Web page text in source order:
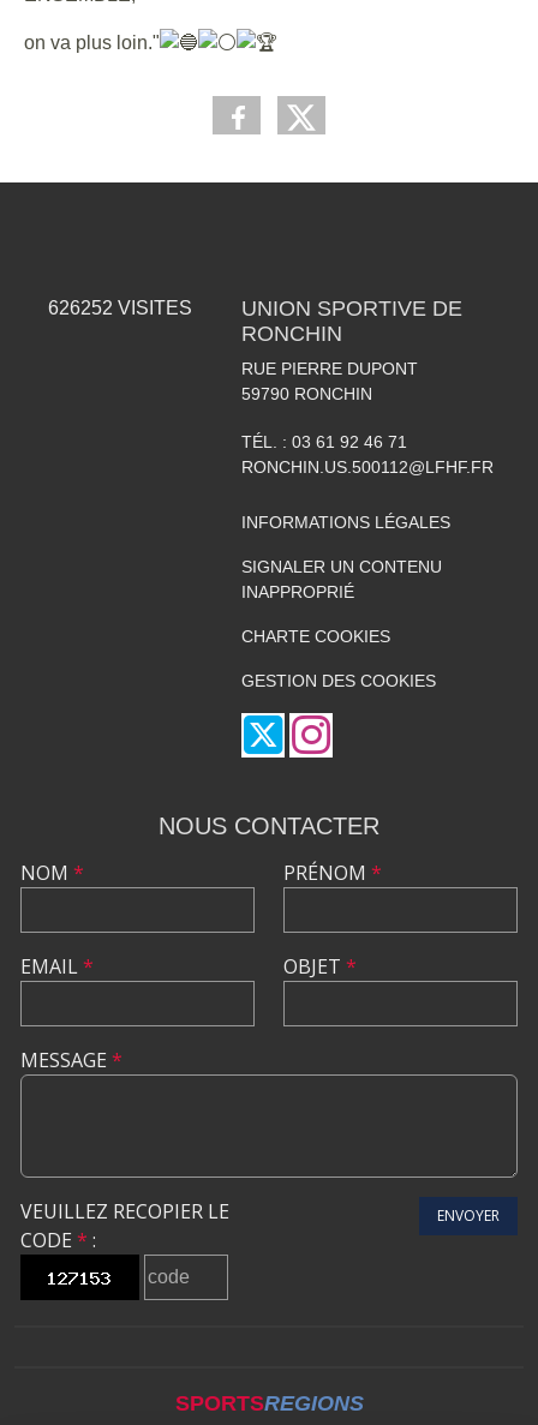
on va plus loin."
626252 VISITES
UNION SPORTIVE DE
RONCHIN
RUE PIERRE DUPONT
59790 RONCHIN
TÉL. : 03 61 92 46 71
RONCHIN.US.500112@LFHF.FR
INFORMATIONS LÉGALES
SIGNALER UN CONTENU
INAPPROPRIÉ
CHARTE COOKIES
GESTION DES COOKIES
NOUS CONTACTER
NOM *
EMAIL*
PRÉNOM *
OBJET *
MESSAGE *
VEUILLEZ RECOPIER LE
CODE * :
ENVOYER
SPORTSREGIONS